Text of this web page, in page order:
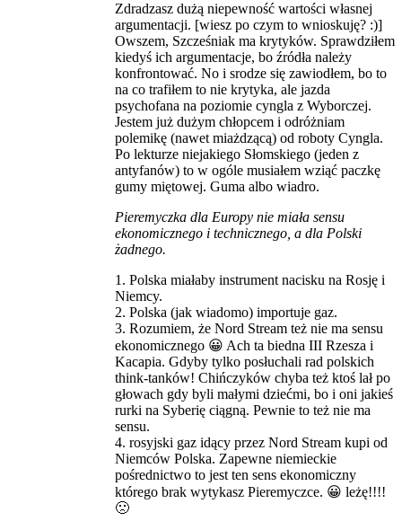
Zdradzasz dużą niepewność wartości własnej
argumentacji. [wiesz po czym to wnioskuję? :)]
Owszem, Szcześniak ma krytyków. Sprawdziłem
kiedyś ich argumentacje, bo źródła należy
konfrontować. No i srodze się zawiodłem, bo to
na co trafiłem to nie krytyka, ale jazda
psychofana na poziomie cyngla z Wyborczej.
Jestem już dużym chłopcem i odróżniam
polemikę (nawet miażdzącą) od roboty Cyngla.
Po lekturze niejakiego Słomskiego (jeden z
antyfanów) to w ogóle musiałem wziąć paczkę
gumy miętowej. Guma albo wiadro.
Pieremyczka dla Europy nie miała sensu
ekonomicznego i technicznego, a dla Polski
żadnego.
1. Polska miałaby instrument nacisku na Rosję i
Niemcy.
2. Polska (jak wiadomo) importuje gaz.
3. Rozumiem, że Nord Stream też nie ma sensu
ekonomicznego 😀 Ach ta biedna III Rzesza i
Kacapia. Gdyby tylko posłuchali rad polskich
think-tanków! Chińczyków chyba też ktoś lał po
głowach gdy byli małymi dziećmi, bo i oni jakieś
rurki na Syberię ciągną. Pewnie to też nie ma
sensu.
4. rosyjski gaz idący przez Nord Stream kupi od
Niemców Polska. Zapewne niemieckie
pośrednictwo to jest ten sens ekonomiczny
którego brak wytykasz Pieremyczce. 😀 leżę!!!!
🙁